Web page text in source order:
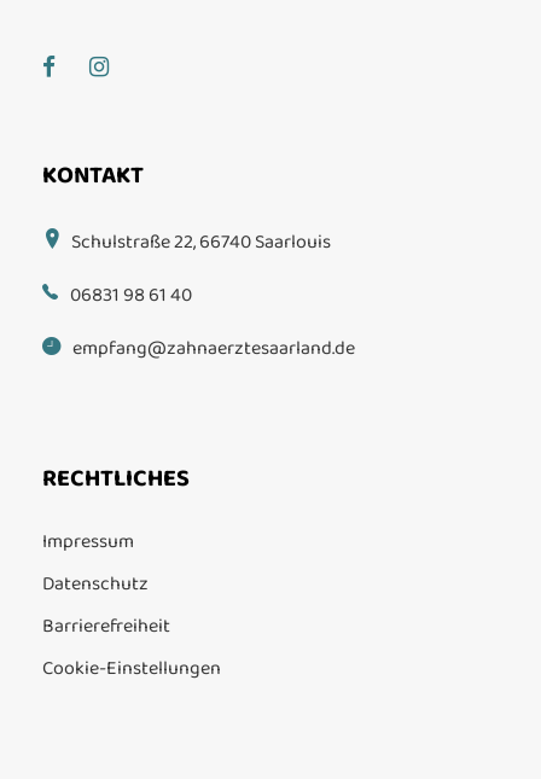
KONTAKT
Schulstraße 22, 66740 Saarlouis
06831 98 61 40
empfang@zahnaerztesaarland.de
RECHTLICHES
Impressum
Datenschutz
Barrierefreiheit
Cookie-Einstellungen